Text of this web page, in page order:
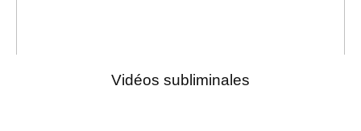
Vidéos subliminales